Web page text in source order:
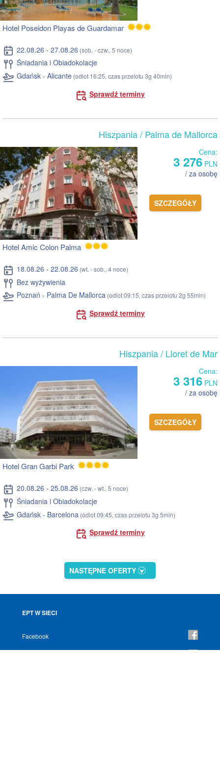
Hotel Poseidon Playas de Guardamar
22.08.26 - 27.08.26 (sob. - czw., 5 noce)
Śniadania i Obiadokolacje
Gdańsk - Alicante (odlot 16:25, czas przelotu 3g 40min)
Sprawdź terminy
Hiszpania/ Palma de Mallorca
Cena:
3 276 PLN
/ za osobę
SZCZEGÓŁY
Hotel Amic Colon Palma
18.08.26 - 22.08.26 (wt. - sob., 4 noce)
Bez wyżywienia
Poznań - Palma De Mallorca (odlot 09:15, czas przelotu 2g 55min)
Sprawdź terminy
Hiszpania/ Lloret de Mar
Cena:
3 316 PLN
/ za osobę
SZCZEGÓŁY
Hotel Gran Garbi Park
20.08.26 - 25.08.26 (czw. - wt., 5 noce)
Śniadania i Obiadokolacje
Gdańsk - Barcelona (odlot 09:45, czas przelotu 3g 5min)
Sprawdź terminy
NASTĘPNE OFERTY
EPT W SIECI
Facebook